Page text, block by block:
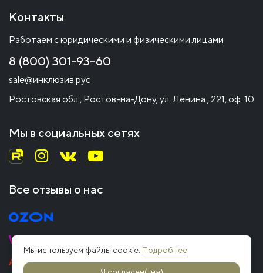
Контакты
Работаем с юридическими и физическими лицами
8 (800) 301-93-60
sale@инклюзив.рус
Ростовская обл., Ростов-на-Дону, ул. Ленина , 221, оф. 10
Мы в социальных сетях
Все отзывы о нас
Мы используем файлы cookie. Подробнее